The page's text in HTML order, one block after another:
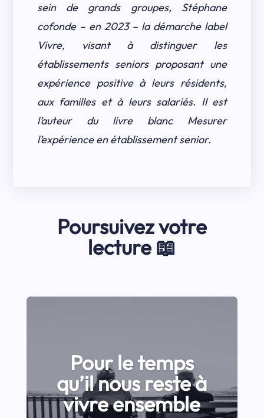
sein de grands groupes, Stéphane
cofonde – en 2023 – la démarche label
Vivre, visant à distinguer les
établissements seniors proposant une
expérience positive à leurs résidents,
aux familles et à leurs salariés. Il est
l’auteur du livre blanc Mesurer
l’expérience en établissement senior.
Poursuivez votre
lecture 📖
Pour le temps
qu’il nous reste à
vivre ensemble